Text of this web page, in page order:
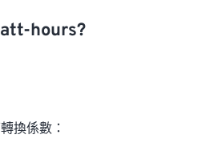
hours?
換係數：